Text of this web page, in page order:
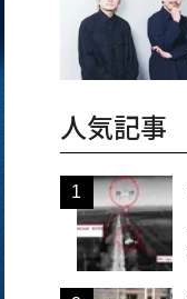
人気記事